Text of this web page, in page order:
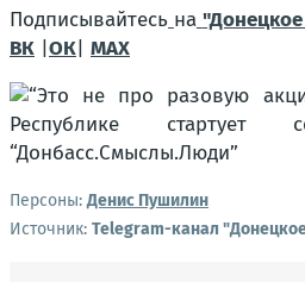
Подписывайтесь на
ВК ОК МАХ
Персоны: Денис Пушилин
Источник: Telegram-канал